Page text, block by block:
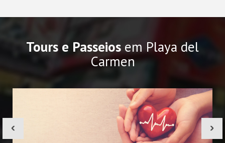
Tours e Passeios em Playa del
Carmen
‹ ›